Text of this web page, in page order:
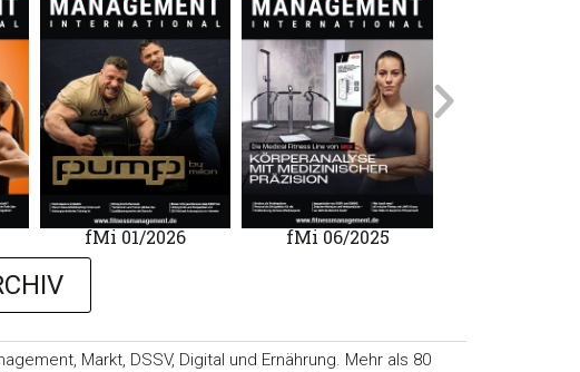
fMi 01/2026 fMi 06/2025
Markt, DSSV, Digital und Ernährung. Mehr als 80